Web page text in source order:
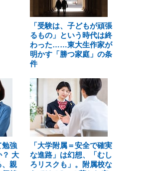
「受験は、子どもが頑張
るもの」という時代は終
わった……東大生作家が
明かす「勝つ家庭」の条
件
勉強
？ 大
、親
「大学附属＝安全で確実
な進路」は幻想、「むし
ろリスクも」。附属校な